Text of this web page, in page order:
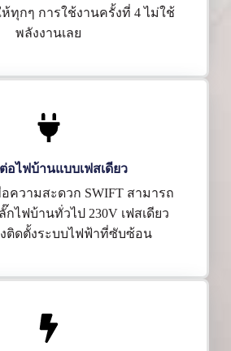
ทุกๆ การใช้งานครั้งที่ 4 ไม่ใช้
พลังงานเลย
อไฟบ้านแบบเฟสเดียว
ความสะดวก SWIFT สามารถ
ไฟบ้านทั่วไป 230V เฟสเดียว
ติดตั้งระบบไฟฟ้าที่ซับซ้อน